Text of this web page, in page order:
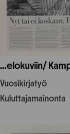
…elokuviin/
Vuosikirjatyö
Kuluttajamainonta